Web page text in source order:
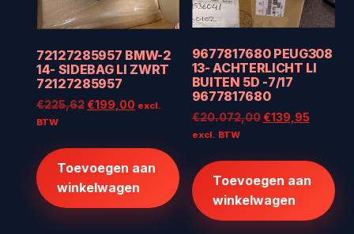
72127285957 BMW-2
14- SIDEBAG LI ZWRT
72127285957
€225,62Oorspronkelijke
€199,00 Huidige
€199,00.
excl.
BTW
Toevoegen aan
winkelwagen
9677817680 PEUG308
13- ACHTERLICHT LI
BUITEN 5D -7/17
9677817680
€20.072,00 Oorspronkelijke
€20.072,00.
€139,95Huidige
excl. BTW
Toevoegen aan
winkelwagen